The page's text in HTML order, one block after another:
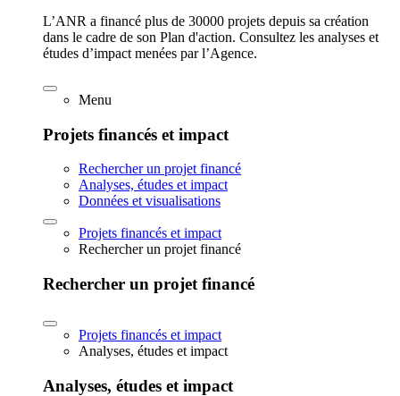
L’ANR a financé plus de 30000 projets depuis sa création
dans le cadre de son Plan d'action. Consultez les analyses et
études d’impact menées par l’Agence.
Menu
Projets financés et impact
Rechercher un projet financé
Analyses, études et impact
Données et visualisations
Projets financés et impact
Rechercher un projet financé
Rechercher un projet financé
Projets financés et impact
Analyses, études et impact
Analyses, études et impact